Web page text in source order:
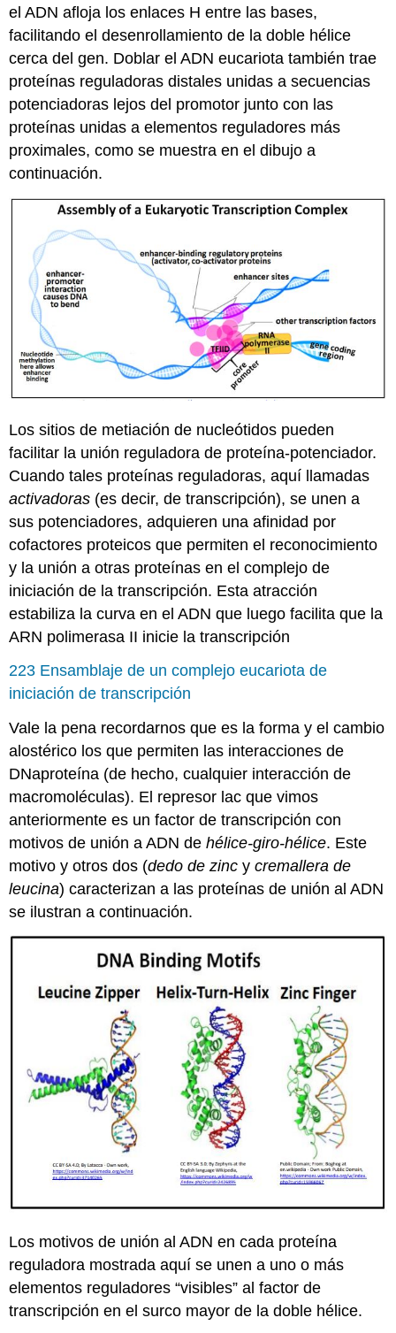
el ADN afloja los enlaces H entre las bases,
facilitando el desenrollamiento de la doble hélice
cerca del gen. Doblar el ADN eucariota también trae
proteínas reguladoras distales unidas a secuencias
potenciadoras lejos del promotor junto con las
proteínas unidas a elementos reguladores más
proximales, como se muestra en el dibujo a
continuación.
Los sitios de metiación de nucleótidos pueden
facilitar la unión reguladora de proteína-potenciador.
Cuando tales proteínas reguladoras, aquí llamadas
activadoras (es decir, de transcripción), se unen a
sus potenciadores, adquieren una afinidad por
cofactores proteicos que permiten el reconocimiento
y la unión a otras proteínas en el complejo de
iniciación de la transcripción. Esta atracción
estabiliza la curva en el ADN que luego facilita que la
ARN polimerasa II inicie la transcripción
223 Ensamblaje de un complejo eucariota de
iniciación de transcripción
Vale la pena recordarnos que es la forma y el cambio
alostérico los que permiten las interacciones de
DNaproteína (de hecho, cualquier interacción de
macromoléculas). El represor lac que vimos
anteriormente es un factor de transcripción con
motivos de unión a ADN dehélice-giro-hélice. Este
motivo y otros dos (dedo de zinc ycremallera de
leucina) caracterizan a las proteínas de unión al ADN
se ilustran a continuación.
Los motivos de unión al ADN en cada proteína
reguladora mostrada aquí se unen a uno o más
elementos reguladores “visibles” al factor de
transcripción en el surco mayor de la doble hélice.